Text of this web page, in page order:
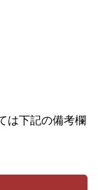
は下記の備考欄